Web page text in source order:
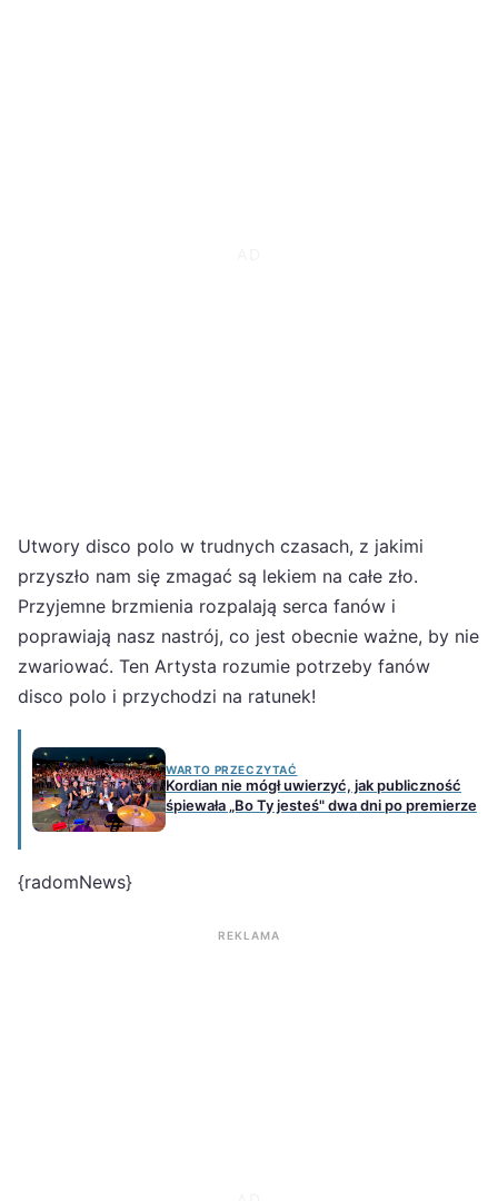
Utwory disco polo w trudnych czasach, z jakimi
przyszło nam się zmagać są lekiem na całe zło.
Przyjemne brzmienia rozpalają serca fanów i
poprawiają nasz nastrój, co jest obecnie ważne, by nie
zwariować. Ten Artysta rozumie potrzeby fanów
disco polo i przychodzi na ratunek!
WARTO PRZECZYTAĆ
Kordian nie mógł uwierzyć, jak publiczność
śpiewała „Bo Ty jesteś" dwa dni po premierze
{radomNews}
REKLAMA